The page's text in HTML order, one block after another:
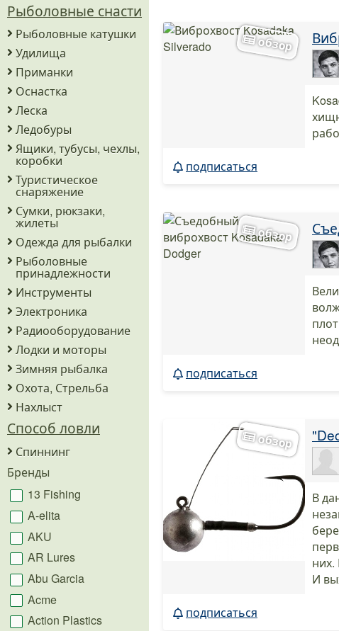
подписаться
подписаться
В
них.
И
подписаться
Рыболовные снасти
Рыболовные катушки
Удилища
Приманки
Оснастка
Леска
Ледобуры
Ящики, тубусы, чехлы,
коробки
Туристическое
снаряжение
Сумки, рюкзаки,
жилеты
Одежда для рыбалки
Рыболовные
принадлежности
Инструменты
Электроника
Радиооборудование
Лодки и моторы
Зимняя рыбалка
Охота, Стрельба
Нахлыст
Способ ловли
Спиннинг
Бренды
13 Fishing
A-elita
AKU
AR Lures
Abu Garcia
Acme
Action Plastics